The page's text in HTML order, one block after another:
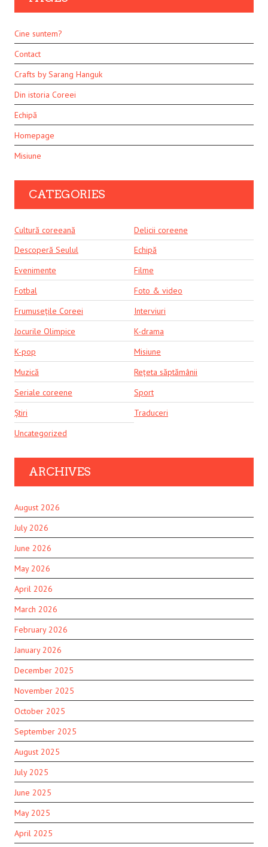
Cine suntem?
Contact
Crafts by Sarang Hanguk
Din istoria Coreei
Echipă
Homepage
Misiune
CATEGORIES
Cultură coreeană
Delicii coreene
Descoperă Seulul
Echipă
Evenimente
Filme
Fotbal
Foto & video
Frumusețile Coreei
Interviuri
Jocurile Olimpice
K-drama
K-pop
Misiune
Muzică
Rețeta săptămânii
Seriale coreene
Sport
Știri
Traduceri
Uncategorized
ARCHIVES
August 2026
July 2026
June 2026
May 2026
April 2026
March 2026
February 2026
January 2026
December 2025
November 2025
October 2025
September 2025
August 2025
July 2025
June 2025
May 2025
April 2025